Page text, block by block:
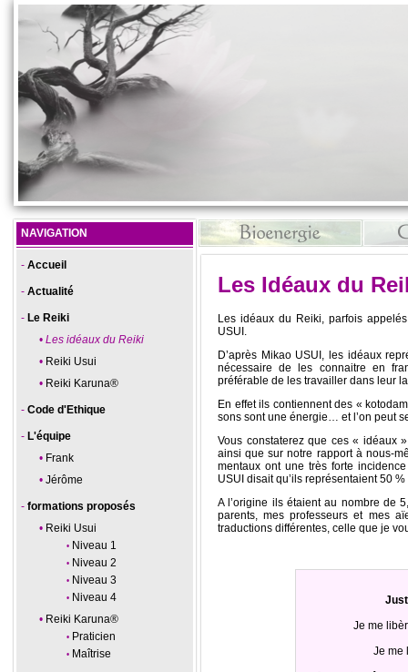
NAVIGATION
Accueil
Actualité
Le Reiki
Les idéaux du Reiki
Reiki Usui
Reiki Karuna®
Code d'Ethique
L'équipe
Frank
Jérôme
formations proposés
Reiki Usui
Niveau 1
Niveau 2
Niveau 3
Niveau 4
Reiki Karuna®
Praticien
Maîtrise
Les Idéaux du
Les idéaux du Reiki, parfois
USUI.
D’après Mikao USUI, les idéaux
nécessaire de les connaitre en
préférable de les travailler dans leur
En effet ils contiennent des «
sons sont une énergie… et l’on peut
Vous constaterez que ces « idéaux
ainsi que sur notre rapport à nous-
mentaux ont une très forte
USUI disait qu’ils représentaient 50
A l’origine ils étaient au nombre de
parents, mes professeurs et mes
traductions différentes, celle que je
Je me
Je me